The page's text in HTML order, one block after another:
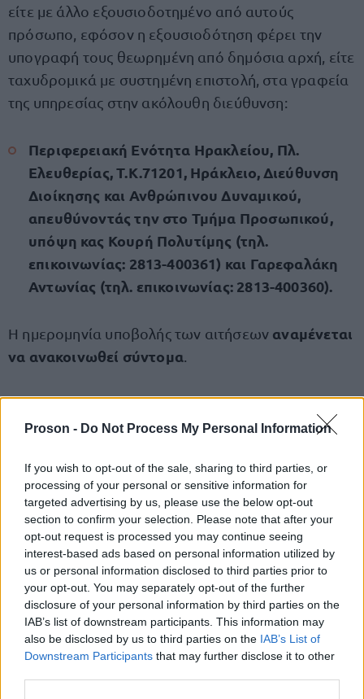
Proson - Do Not Process My Personal Information
If you wish to opt-out of the sale, sharing to third parties, or
processing of your personal or sensitive information for
targeted advertising by us, please use the below opt-out
section to confirm your selection. Please note that after your
opt-out request is processed you may continue seeing
interest-based ads based on personal information utilized by
us or personal information disclosed to third parties prior to
your opt-out. You may separately opt-out of the further
disclosure of your personal information by third parties on the
IAB’s list of downstream participants. This information may
also be disclosed by us to third parties on the IAB’s List of
Downstream Participants that may further disclose it to other
είτε με άλλο εξουσιοδοτημένο από αυτούς
πρόσωπο, εφόσον η εξουσιοδότηση φέρει την
υπογραφή τους θεωρημένη από δημόσια αρχή, είτε
ταχυδρομικά με συστημένη επιστολή, στα γραφεία
της υπηρεσίας στην ακόλουθη διεύθυνση:
Περιφερειακή Ενότητα Ηρακλείου, Πλ.
Ελευθερίας, Τ.Κ.71201, Ηράκλειο, Διεύθυνση
Διοίκησης και Ανθρώπινου Δυναμικού,
απευθύνοντάς την στο Τμήμα Προσωπικού,
υπόψη κας Κουρή Πολυτίμης (τηλ.
επικοινωνίας: 2813-400361) και Γαρεφαλάκη
Αντωνίας (τηλ. επικοινωνίας: 2813-400360).
Η ημερομηνία υποβολής των αιτήσεων αναμένεται
να ανακοινωθεί σύντομα
Μείνετε συντονισμένοιστο Proson.gr, ώστε να
ενημερώνεστε πρώτοιγια όλες τις προσλήψεις σε
Δείτε ΕΔΩτην προκήρυξη.
ΑΣΕΠ: Πιστοποίηση Αγγλικών σε
μόνο 2 ημέρες στα χέρια σας